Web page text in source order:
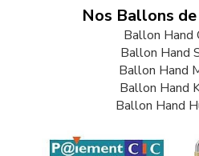
Nos Ballons
Ballon Hand
Ballon Hand
Ballon Hand
Ballon Hand
Ballon Hand